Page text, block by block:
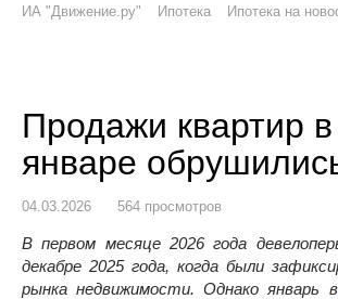
ИА "Движение.ру" Ипотека Ипотека на
Продажи квартир
январе
04.03.2026 564 просмотров
В первом месяце 2026 года
декабре 2025 года, когда были
рынка недвижимости. Однако январь